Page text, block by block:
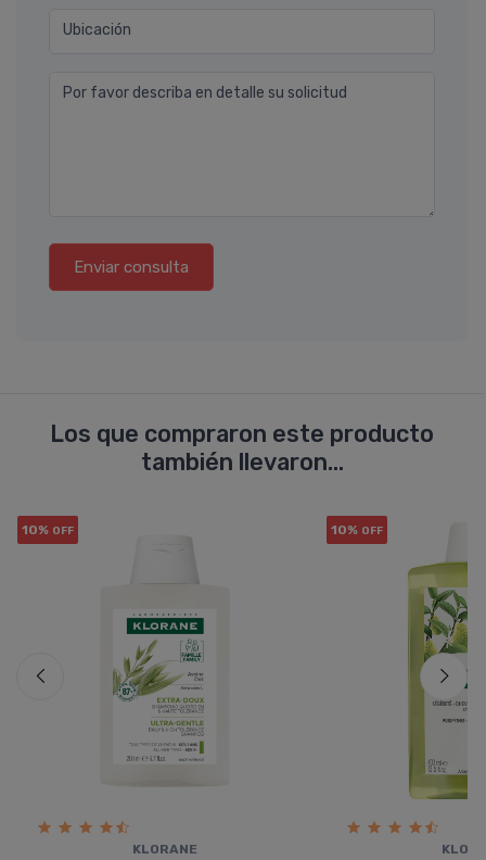
Ubicación
Por favor describa en detalle su solicitud
Enviar consulta
Los que compraron este producto
también llevaron...
10% OFF
KLORANE
10% OFF